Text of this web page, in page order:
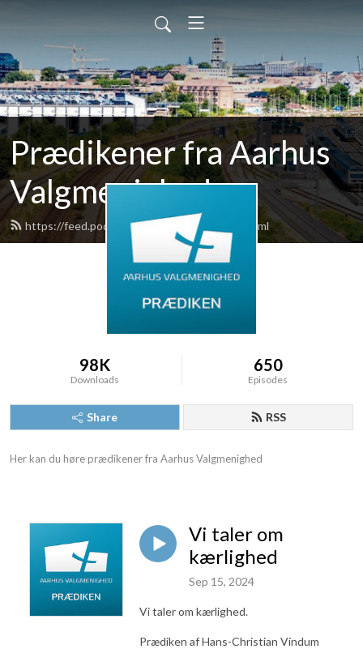
Prædikener fra Aarhus
Valgmenighed
https://feed.podbean.com/praedikener/feed.xml
98K
Downloads
650
Episodes
Share RSS
Her kan du høre prædikener fra Aarhus Valgmenighed
Vi taler om
kærlighed
Sep 15, 2024
Vi taler om kærlighed.
Prædiken af Hans-Christian Vindum